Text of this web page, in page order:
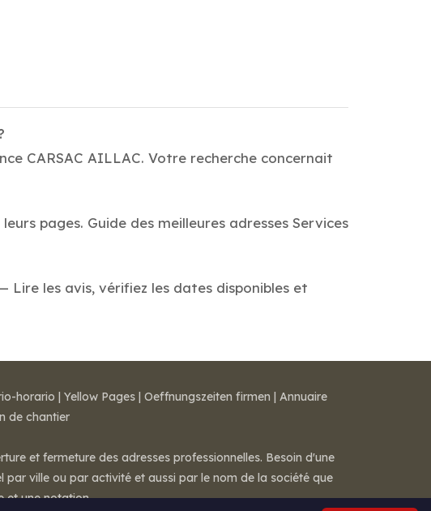
CARSAC AILLAC. Votre recherche concernait
pages. Guide des meilleures adresses Services
Lire les avis, vérifiez les dates disponibles et
horario | Yellow Pages | Oeffnungszeiten firmen | Annuaire
de chantier
et fermeture des adresses professionnelles. Besoin d'une
par ville ou par activité et aussi par le nom de la société que
et une notation.